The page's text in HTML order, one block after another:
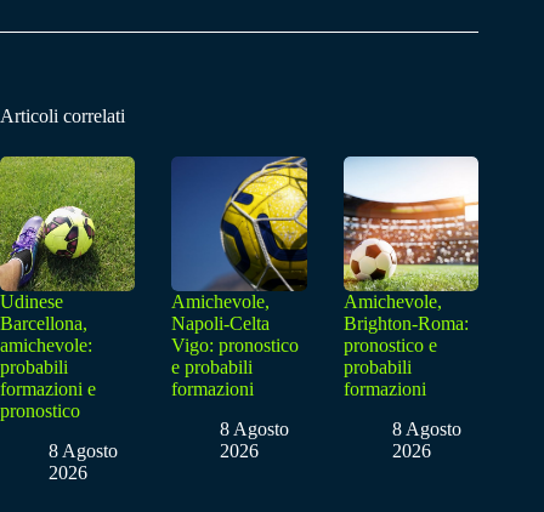
Articoli correlati
Udinese
Barcellona,
amichevole:
probabili
formazioni e
pronostico
8 Agosto
2026
Amichevole,
Napoli-Celta
Vigo: pronostico
e probabili
formazioni
8 Agosto
2026
Amichevole,
Brighton-Roma:
pronostico e
probabili
formazioni
8 Agosto
2026